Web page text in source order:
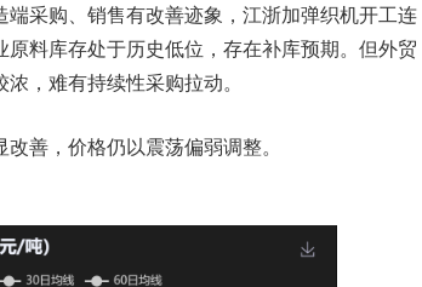
采购、销售有改善迹象，江浙加弹织机开工连
料库存处于历史低位，存在补库预期。但外贸
，难有持续性采购拉动。
善，价格仍以震荡偏弱调整。